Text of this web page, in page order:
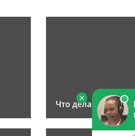
Что делать, если